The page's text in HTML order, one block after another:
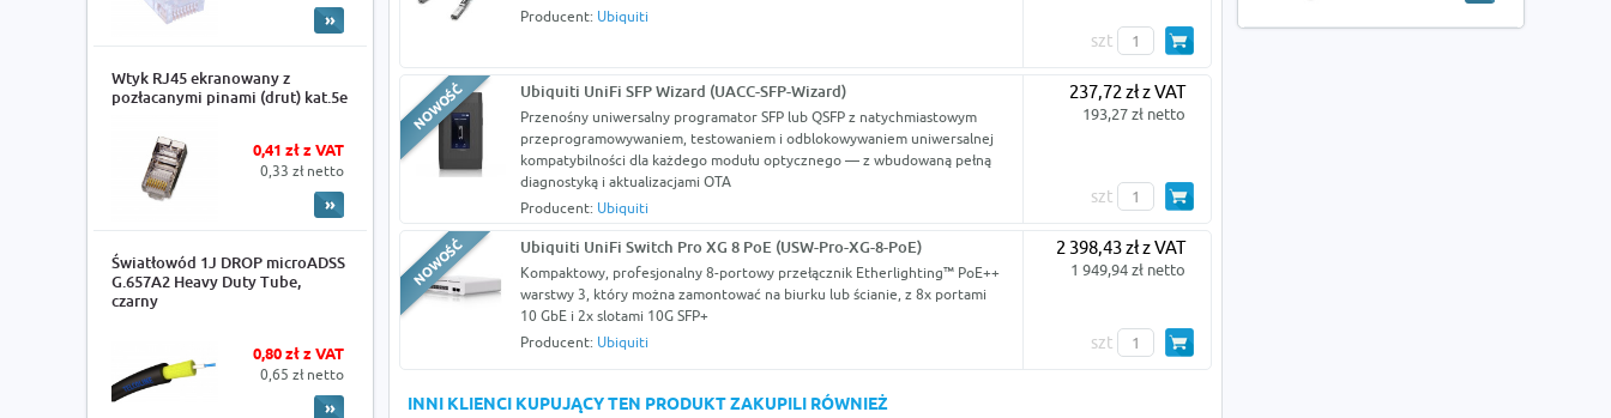
Wtyk RJ45 ekranowany z
pozłacanymi pinami (drut) kat.5e
0,41 zł z VAT
0,33 zł netto
Światłowód 1J DROP microADSS
G.657A2 Heavy Duty Tube,
czarny
0,80 zł z VAT
0,65 zł netto
Producent: Ubiquiti
szt
Ubiquiti UniFi SFP Wizard (UACC-SFP-Wizard)
Przenośny uniwersalny programator SFP lub QSFP z natychmiastowym
przeprogramowywaniem, testowaniem i odblokowywaniem uniwersalnej
kompatybilności dla każdego modułu optycznego — z wbudowaną pełną
diagnostyką i aktualizacjami OTA
Producent: Ubiquiti
237,72 zł z VAT
193,27 zł netto
szt
Ubiquiti UniFi Switch Pro XG 8 PoE (USW-Pro-XG-8-PoE)
Kompaktowy, profesjonalny 8-portowy przełącznik Etherlighting™ PoE++
warstwy 3, który można zamontować na biurku lub ścianie, z 8x portami
10 GbE i 2x slotami 10G SFP+
Producent: Ubiquiti
2 398,43 zł z VAT
1 949,94 zł netto
szt
INNI KLIENCI KUPUJĄCY TEN PRODUKT ZAKUPILI RÓWNIEŻ